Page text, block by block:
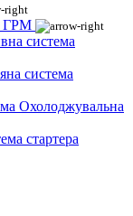
ГРМ
система
система
Охолоджувальна
стартера